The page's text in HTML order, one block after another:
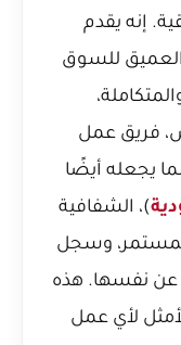
إنه يقدم
للسوق
فريق عمل
يجعله أيضًا
)، الشفافية
المستمر، وسجل
عن نفسها. هذه
لأي عمل